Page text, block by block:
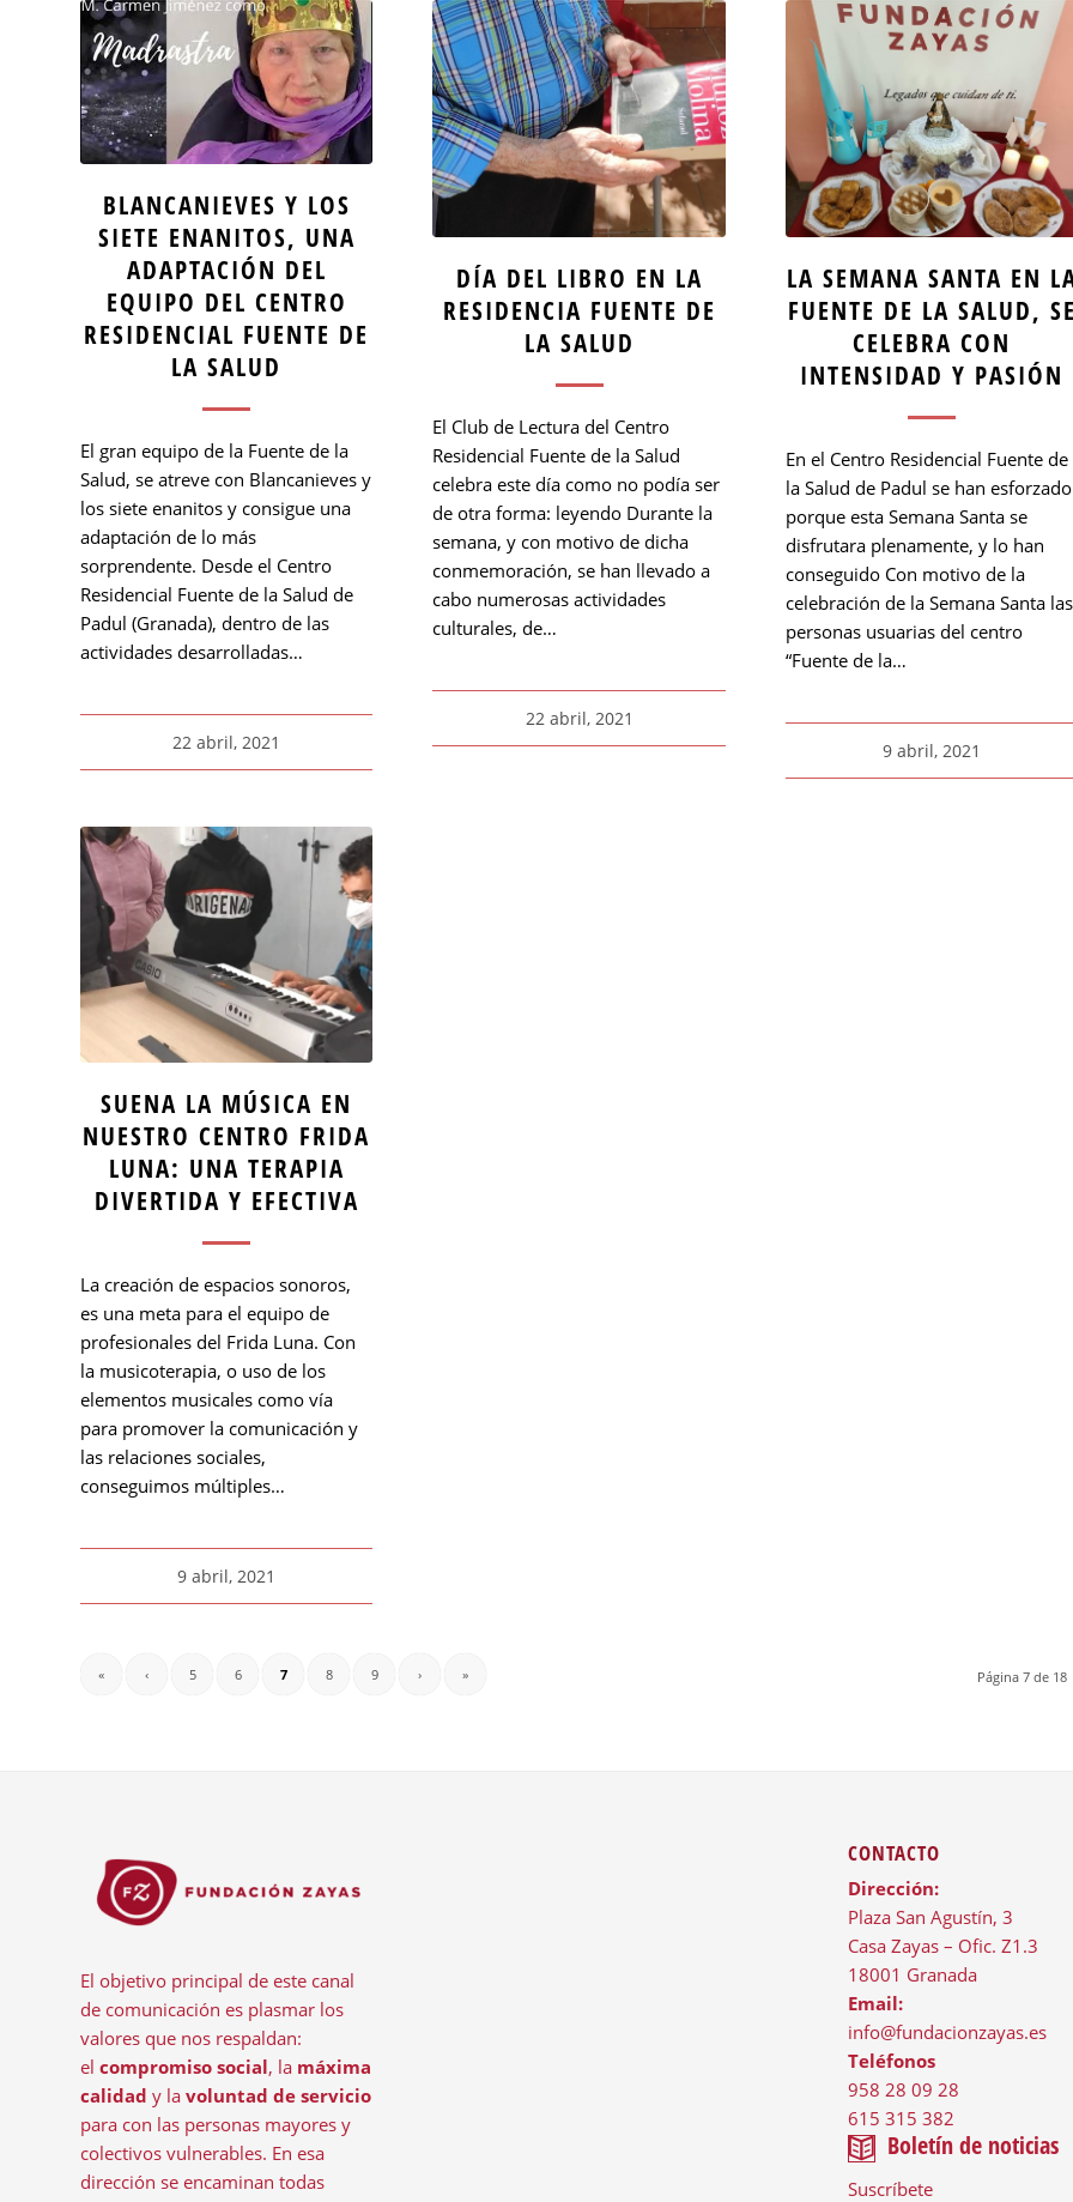
BLANCANIEVES Y LOS
SIETE ENANITOS, UNA
ADAPTACIÓN DEL
EQUIPO DEL CENTRO
RESIDENCIAL FUENTE DE
LA SALUD
El gran equipo de la Fuente de la
Salud, se atreve con Blancanieves y
los siete enanitos y consigue una
adaptación de lo más
sorprendente. Desde el Centro
Residencial Fuente de la Salud de
Padul (Granada), dentro de las
actividades desarrolladas…
22 abril, 2021
DÍA DEL LIBRO EN LA
RESIDENCIA FUENTE DE
LA SALUD
El Club de Lectura del Centro
Residencial Fuente de la Salud
celebra este día como no podía ser
de otra forma: leyendo Durante la
semana, y con motivo de dicha
conmemoración, se han llevado a
cabo numerosas actividades
culturales, de…
22 abril, 2021
LA SEMANA SANTA EN
FUENTE DE LA SALUD,
CELEBRA CON
INTENSIDAD Y PASIÓN
En el Centro Residencial Fuente de
la Salud de Padul se han esforzado
porque esta Semana Santa se
disfrutara plenamente, y lo han
conseguido Con motivo de la
celebración de la Semana Santa las
personas usuarias del centro
“Fuente de la…
9 abril, 2021
SUENA LA MÚSICA EN
NUESTRO CENTRO FRIDA
LUNA: UNA TERAPIA
DIVERTIDA Y EFECTIVA
La creación de espacios sonoros,
es una meta para el equipo de
profesionales del Frida Luna. Con
la musicoterapia, o uso de los
elementos musicales como vía
para promover la comunicación y
las relaciones sociales,
conseguimos múltiples…
9 abril, 2021
Página 7 de 18
« ‹ 5 6 7 8 9 › »
El objetivo principal de este canal
de comunicación es plasmar los
valores que nos respaldan:
el compromiso social, la máxima
calidad y la voluntad de servicio
para con las personas mayores y
colectivos vulnerables. En esa
dirección se encaminan todas
CONTACTO
Dirección:
Plaza San Agustín, 3
Casa Zayas – Ofic. Z1.3
18001 Granada
Email:
info@fundacionzayas.es
Teléfonos
958 28 09 28
615 315 382
Boletín de noticias
Suscríbete